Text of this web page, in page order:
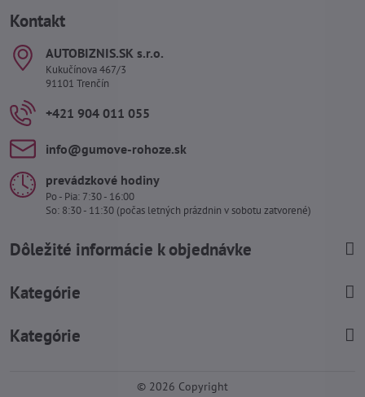
Kontakt
AUTOBIZNIS​.SK s​.r​.o​.
Kukučínova 467/3
91101 Trenčín
+421 904 011 055
info​@gumove-rohoze​.sk
prevádzkové hodiny
Po - Pia: 7:30 - 16:00
So: 8:30 - 11:30 (počas letných prázdnin v sobotu zatvorené)
Dôležité informácie k objednávke
Kategórie
Kategórie
© 2026 Copyright